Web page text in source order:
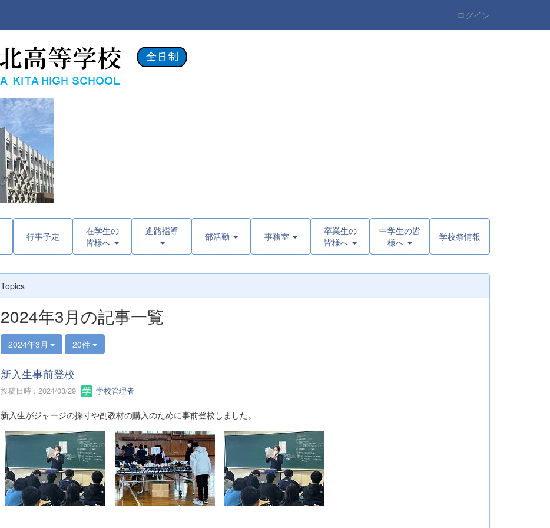
ログイン
行事予定
在学生の
皆様へ
進路指導 部活動 事務室
卒業生の
皆様へ
中学生の皆
様へ
学校祭情報
Topics
2024年3月の記事一覧
2024年3月 20件
新入生事前登校
投稿日時 : 2024/03/29 学校管理者
新入生がジャージの採寸や副教材の購入のために事前登校しました。